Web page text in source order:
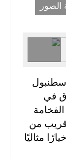
في
قريب من
مثاليًا